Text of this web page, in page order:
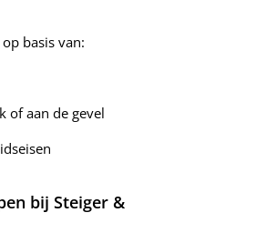
basis van:
of aan de gevel
bij Steiger &